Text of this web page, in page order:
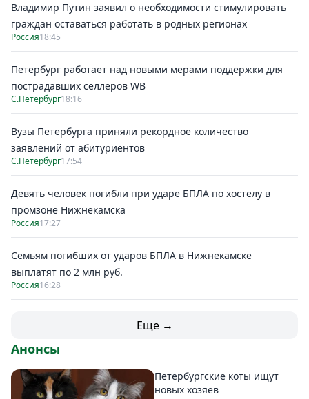
Владимир Путин заявил о необходимости стимулировать
граждан оставаться работать в родных регионах
Россия18:45
Петербург работает над новыми мерами поддержки для
пострадавших селлеров WB
С.Петербург18:16
Вузы Петербурга приняли рекордное количество
заявлений от абитуриентов
С.Петербург17:54
Девять человек погибли при ударе БПЛА по хостелу в
промзоне Нижнекамска
Россия17:27
Семьям погибших от ударов БПЛА в Нижнекамске
выплатят по 2 млн руб.
Россия16:28
Еще →
Анонсы
Петербургские коты ищут
новых хозяев